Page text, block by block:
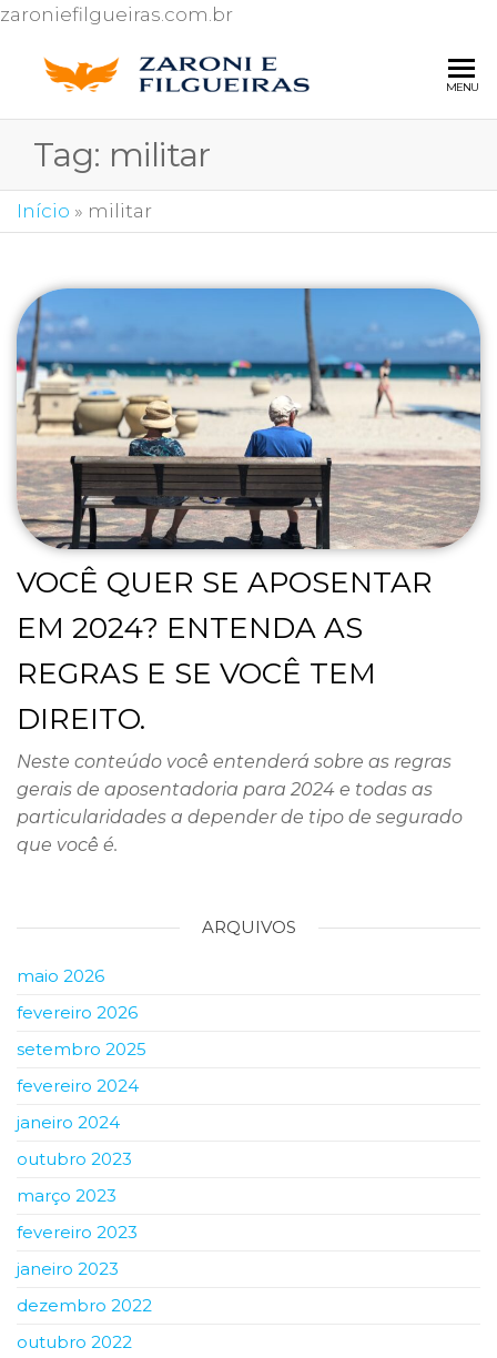
zaroniefilgueiras.com.br
ZARONI
Escritório de
e Ações
MENU
Tag: militar
Início » militar
VOCÊ QUER SE APOSENTAR
EM 2024? ENTENDA AS
REGRAS E SE VOCÊ TEM
DIREITO.
Neste conteúdo você entenderá sobre as regras
gerais de aposentadoria para 2024 e todas as
particularidades a depender de tipo de segurado
que você é.
ARQUIVOS
maio 2026
fevereiro 2026
setembro 2025
fevereiro 2024
janeiro 2024
outubro 2023
março 2023
fevereiro 2023
janeiro 2023
dezembro 2022
outubro 2022